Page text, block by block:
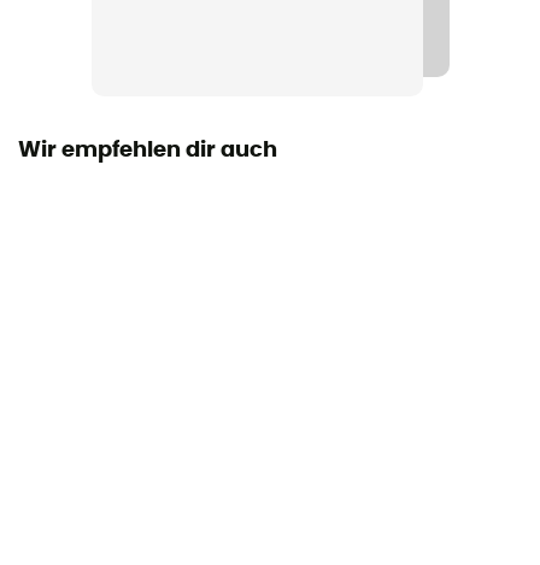
Wir empfehlen dir auch